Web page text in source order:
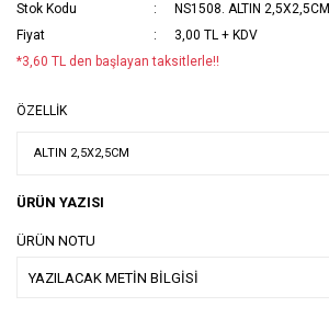
Stok Kodu
NS1508. ALTIN 2,5X2,5CM
Fiyat
3,00 TL + KDV
*3,60 TL den başlayan taksitlerle!!
ÖZELLİK
ÜRÜN YAZISI
ÜRÜN NOTU